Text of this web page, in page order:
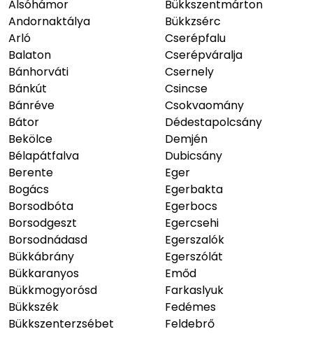
Alsóhámor
Andornaktálya
Arló
Balaton
Bánhorváti
Bánkút
Bánréve
Bátor
Bekölce
Bélapátfalva
Berente
Bogács
Borsodbóta
Borsodgeszt
Borsodnádasd
Bükkábrány
Bükkaranyos
Bükkmogyorósd
Bükkszék
Bükkszenterzsébet
Bükkszentmárton
Bükkzsérc
Cserépfalu
Cserépváralja
Csernely
Csincse
Csokvaomány
Dédestapolcsány
Demjén
Dubicsány
Eger
Egerbakta
Egerbocs
Egercsehi
Egerszalók
Egerszólát
Emőd
Farkaslyuk
Fedémes
Feldebrő